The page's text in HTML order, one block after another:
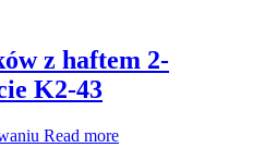
z haftem 2-
K2-43
Read more